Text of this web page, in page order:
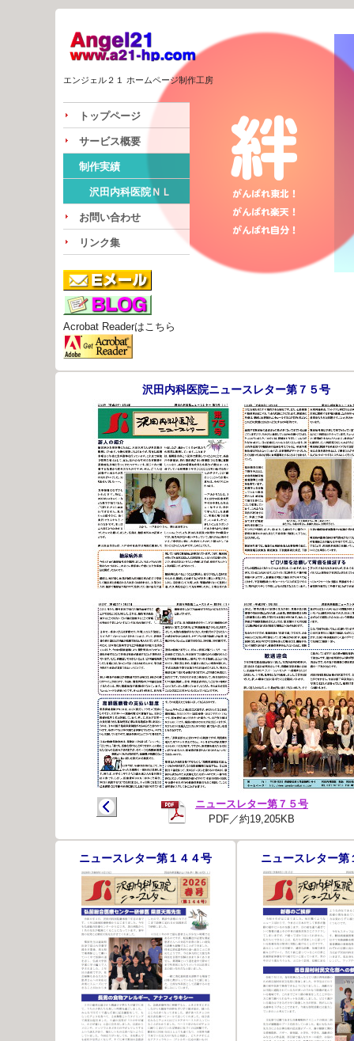
エンジェル２１ ホームページ制作工房
トップページ
サービス概要
制作実績
沢田内科医院ＮＬ
お問い合わせ
リンク集
Acrobat Readerはこちら
沢田内科医院ニュースレター第７５号
ニュースレター第７５号
PDF／約19,205KB
ニュースレター第１４４号 ニュースレター第